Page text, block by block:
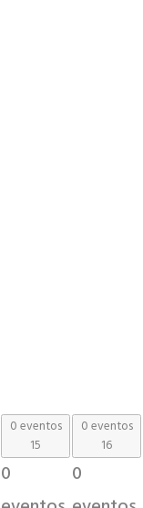
0 eventos
15
0
0 eventos
16
0